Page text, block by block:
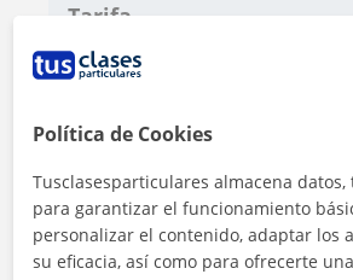
Tarifa
Política de Cookies
Tusclasesparticulares almacena datos,
para garantizar el funcionamiento
personalizar el contenido, adaptar los
su eficacia, así como para ofrecerte